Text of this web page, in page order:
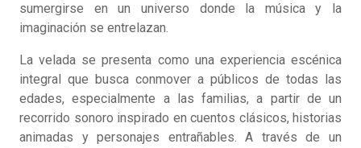
sumergirse en un universo donde la música y la
imaginación se entrelazan.
La velada se presenta como una experiencia escénica
integral que busca conmover a públicos de todas las
edades, especialmente a las familias, a partir de un
recorrido sonoro inspirado en cuentos clásicos, historias
animadas y personajes entrañables. A través de un